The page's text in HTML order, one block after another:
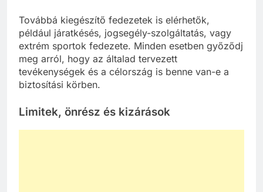
Továbbá kiegészítő fedezetek is elérhetők,
például járatkésés, jogsegély-szolgáltatás, vagy
extrém sportok fedezete. Minden esetben győződj
meg arról, hogy az általad tervezett
tevékenységek és a célország is benne van-e a
biztosítási körben.
Limitek, önrész és kizárások